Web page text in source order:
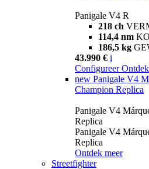
Panigale V4 R
218 ch
114,4 nm
186,5 kg
43.990 € i
Configureer Ontdek
new Panigale V4
Champion Replica
Panigale V4
Replica
Panigale V4
Replica
Ontdek meer
Streetfighter